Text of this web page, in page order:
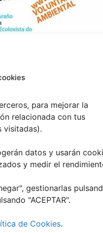
para mejorar la
relacionada con tus
visitadas).
datos y usarán
y medir el
gestionarlas
"ACEPTAR".
de Cookies.